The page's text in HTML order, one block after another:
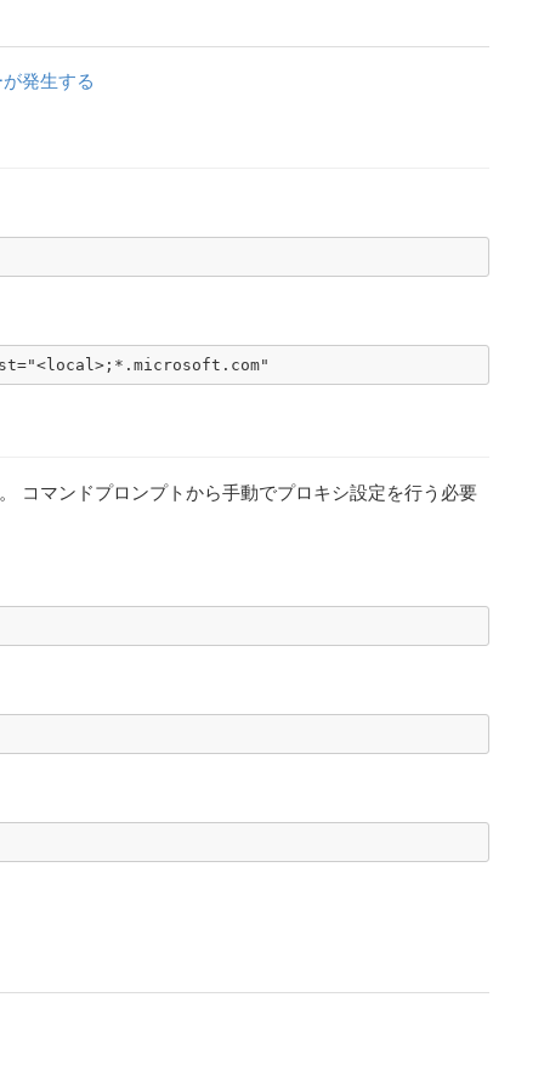
発生する
コマンドプロンプトから手動でプロキシ設定を行う必要